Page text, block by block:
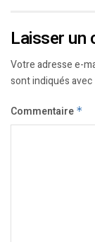
Laisser un
Votre adresse e-
sont indiqués avec
Commentaire *